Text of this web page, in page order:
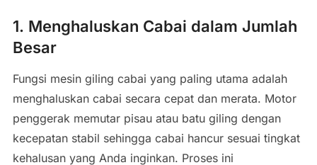
1. Menghaluskan Cabai dalam Jumlah
Besar
Fungsi mesin giling cabai yang paling utama adalah
menghaluskan cabai secara cepat dan merata. Motor
penggerak memutar pisau atau batu giling dengan
kecepatan stabil sehingga cabai hancur sesuai tingkat
kehalusan yang Anda inginkan. Proses ini